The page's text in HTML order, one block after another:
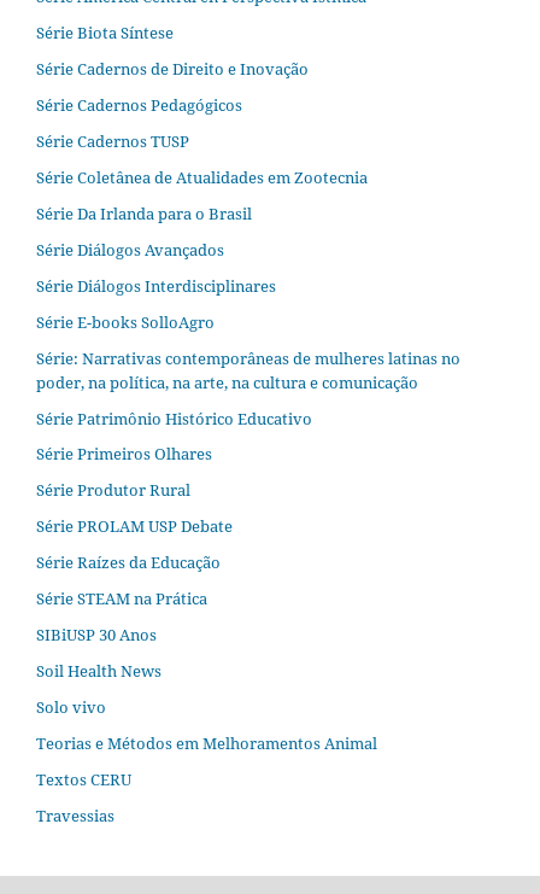
Série Biota Síntese
Série Cadernos de Direito e Inovação
Série Cadernos Pedagógicos
Série Cadernos TUSP
Série Coletânea de Atualidades em Zootecnia
Série Da Irlanda para o Brasil
Série Diálogos Avançados
Série Diálogos Interdisciplinares
Série E-books SolloAgro
Série: Narrativas contemporâneas de mulheres latinas no
poder, na política, na arte, na cultura e comunicação
Série Patrimônio Histórico Educativo
Série Primeiros Olhares
Série Produtor Rural
Série PROLAM USP Debate
Série Raízes da Educação
Série STEAM na Prática
SIBiUSP 30 Anos
Soil Health News
Solo vivo
Teorias e Métodos em Melhoramentos Animal
Textos CERU
Travessias